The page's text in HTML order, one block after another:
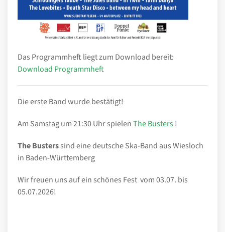
Das Programmheft liegt zum Download bereit:
Download Programmheft
Die erste Band wurde bestätigt!
Am Samstag um 21:30 Uhr spielenThe Busters!
The Busterssind eine deutsche Ska-Band aus Wiesloch
in Baden-Württemberg
Wir freuen uns auf ein schönes Fest vom 03.07. bis
05.07.2026!